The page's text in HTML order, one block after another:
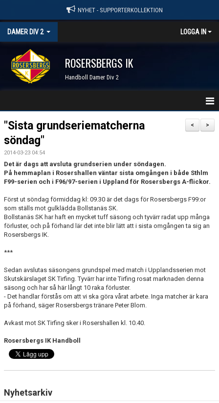
NYHET - SUPPORTERKOLLEKTION
DAMER DIV 2 LOGGA IN
ROSERSBERGS IK
Handboll Damer Div 2
STARTSIDA
NYHETER
KALENDER
TRUPPEN
SERIER & RESULTAT
KONTAKT
BILDGALLERI
MATCHER
>
<
"Sista grundseriematcherna
söndag"
2014-03-23 04:54
Det är dags att avsluta grundserien under söndagen.
På hemmaplan i Rosershallen väntar sista omgången i både Sthlm
F99-serien och i F96/97-serien i Uppland för Rosersbergs A-flickor.
Först ut söndag förmiddag kl: 09.30 är det dags för Rosersbergs F99:or
som ställs mot gulklädda Bollstanäs SK.
Bollstanäs SK har haft en mycket tuff säsong och tyvärr radat upp många
förluster, och på förhand lär det inte blir lätt att i sista omgången ta sig an
Rosersbergs IK.
***
Sedan avslutas säsongens grundspel med match i Upplandsserien mot
Skutskärslaget SK Tirfing. Tyvärr har inte Tirfing rosat marknaden denna
säsong och har så här långt 10 raka förluster.
- Det handlar förstås om att vi ska göra vårat arbete. Inga matcher är kara
på förhand, säger Rosersbergs tränare Peter Blom.
Avkast mot SK Tirfing sker i Rosershallen kl. 10.40.
Rosersbergs IK Handboll
Nyhetsarkiv